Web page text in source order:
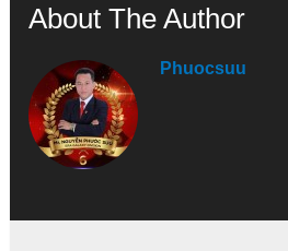
About The Author
Phuocsuu